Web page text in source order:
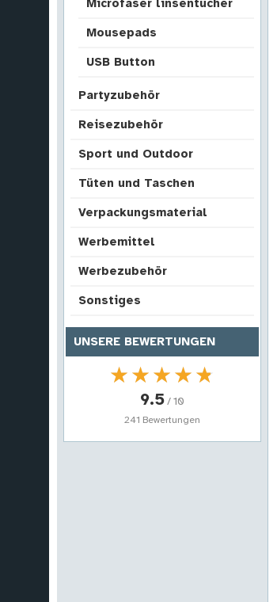
Microfaser linsentücher
Mousepads
USB Button
Partyzubehör
Reisezubehör
Sport und Outdoor
Tüten und Taschen
Verpackungsmaterial
Werbemittel
Werbezubehör
Sonstiges
UNSERE BEWERTUNGEN
★★★★★
★★★★★
9.5/ 10
241 Bewertungen